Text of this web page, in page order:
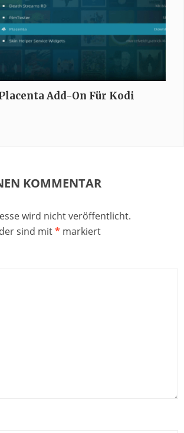
Add-On Für Kodi
KOMMENTAR
wird nicht veröffentlicht.
sind mit* markiert